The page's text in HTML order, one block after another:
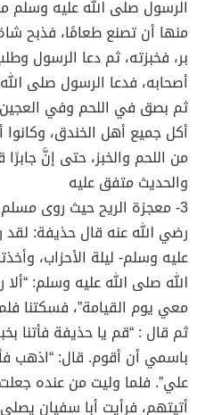
الرسول صلى الله عليه وسلم
منها أن تصنع طعامًا، فذبح
بر، فخبزته، ثم دعا الرسول
أصحابه، فدعا الرسول صلى
ثم بصق في اللحم وفي
أكل جميع أهل الخندق،
من اللحم والخبز، حتى إنَّ
والحديث متفق عليه
3- معجزة الريح حيث روى
رضي الله عنه قال حذيفة: لقد
عليه وسلم- ليلة الأحزاب،
الله صلى الله عليه وسلم: “ألا
معي يوم القيامة”، فسكتنا
ثم قال : “قم يا حذيفة فأتنا
باسمي أن أقوم. قال: “اذهب
علي”. فلما وليت من عنده
أتيتهم، فرأيت أبا سفيان